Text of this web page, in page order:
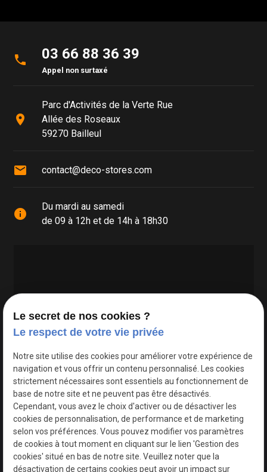
phone 03 66 88 36 39
Appel non surtaxé
place
Parc d'Activités de la Verte Rue
Allée des Roseaux
59270 Bailleul
mail contact@deco-stores.com
info
Du mardi au samedi
de 09 à 12h et de 14h à 18h30
Google Maps Search API est désactivé.
Le secret de nos cookies ?
Le respect de votre vie privée
Notre site utilise des cookies pour améliorer votre expérience de
navigation et vous offrir un contenu personnalisé. Les cookies
strictement nécessaires sont essentiels au fonctionnement de
base de notre site et ne peuvent pas être désactivés.
Cependant, vous avez le choix d'activer ou de désactiver les
cookies de personnalisation, de performance et de marketing
selon vos préférences. Vous pouvez modifier vos paramètres
de cookies à tout moment en cliquant sur le lien 'Gestion des
cookies' situé en bas de notre site. Veuillez noter que la
désactivation de certains cookies peut avoir un impact sur